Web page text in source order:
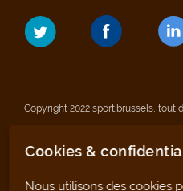
Copyright 2022 sport.brussels, tout
Mentions légales
Cookies &
Nous utilisons des cookies